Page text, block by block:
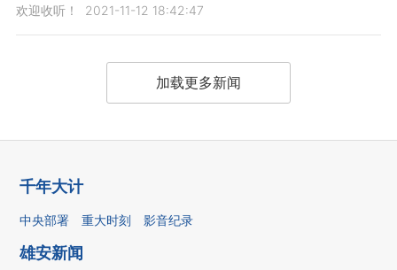
欢迎收听！ 2021-11-12 18:42:47
加载更多新闻
千年大计
中央部署 重大时刻 影音纪录
雄安新闻